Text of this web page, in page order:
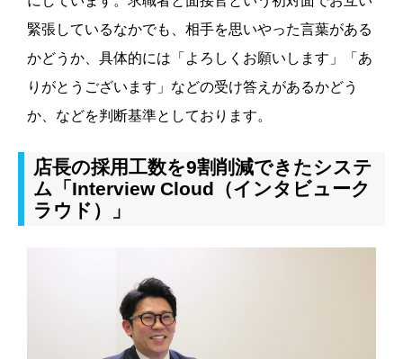
緊張しているなかでも、相手を思いやった言葉がある
かどうか、具体的には「よろしくお願いします」「あ
りがとうございます」などの受け答えがあるかどう
か、などを判断基準としております。
店長の採用工数を9割削減できたシステ
ム「Interview Cloud（インタビューク
ラウド）」